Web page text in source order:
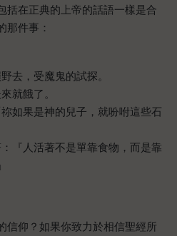
括在正典的上帝的話語一樣是合
那件事：
去，受魔鬼的試探。
就餓了。
如果是神的兒子，就吩咐這些石
『人活著不是單靠食物，而是靠
信仰？如果你致力於相信聖經所